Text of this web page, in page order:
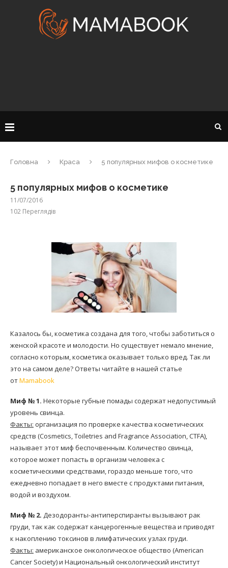
Головна Краса 5 популярных мифов о косметике
5 популярных мифов о косметике
11/07/2016
102 Переглядів
Казалось бы, косметика создана для того, чтобы заботиться о
женской красоте и молодости. Но существует немало мнение,
согласно которым, косметика оказывает только вред. Так ли
это на самом деле? Ответы читайте в нашей статье
отMamabook
Миф № 1. Некоторые губные помады содержат недопустимый
уровень свинца.
Факты: организация по проверке качества косметических
средств (Cosmetics, Toiletries and Fragrance Association, CTFA),
называет этот миф беспочвенным. Количество свинца,
которое может попасть в организм человека с
косметическими средствами, гораздо меньше того, что
ежедневно попадает в него вместе с продуктами питания,
водой и воздухом.
Миф № 2. Дезодоранты-антиперспиранты вызывают рак
груди, так как содержат канцерогенные вещества и приводят
к накоплению токсинов в лимфатических узлах груди.
Факты: американское онкологическое общество (American
Cancer Society) и Национальный онкологический институт